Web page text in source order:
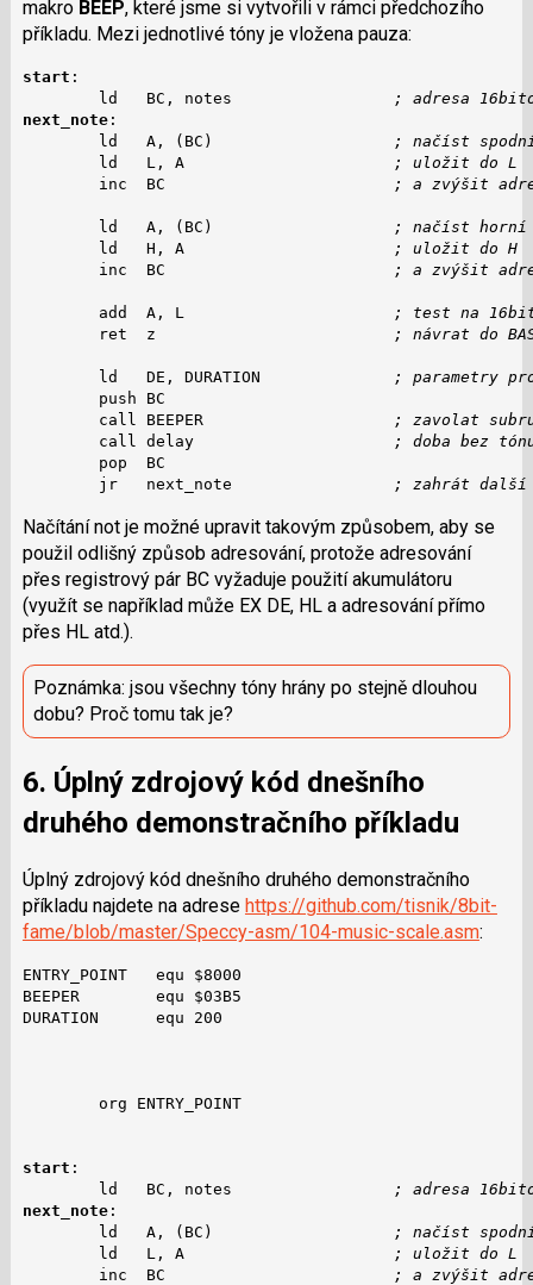
makro BEEP, které jsme si vytvořili v rámci předchozího
příkladu. Mezi jednotlivé tóny je vložena pauza:
start :
        ld   BC, notes
; adresa
next_note:
        ld   A, (BC)
; načíst
        ld   L, A
; uložit do L
        inc  BC
; a zvýšit
        ld   A, (BC)
; načíst horní
        ld   H, A
; uložit do H
        inc  BC
; a zvýšit
        add  A, L
; test na
        ret  z
; návrat do
        ld   DE, DURATION
; parametry
        push BC
        call BEEPER
; zavolat
        call delay
; doba bez
        pop  BC
        jr   next_note
; zahrát další
Načítání not je možné upravit takovým způsobem, aby se
použil odlišný způsob adresování, protože adresování
přes registrový pár BC vyžaduje použití akumulátoru
(využít se například může EX DE, HL a adresování přímo
přes HL atd.).
Poznámka: jsou všechny tóny hrány po stejně dlouhou
dobu? Proč tomu tak je?
6. Úplný zdrojový kód dnešního
druhého demonstračního příkladu
Úplný zdrojový kód dnešního druhého demonstračního
příkladu najdete na adrese https://github.com/tisnik/8bit-
fame/blob/master/Speccy-asm/104-music-scale.asm:
ENTRY_POINT   equ $8000
BEEPER        equ $03B5
DURATION      equ 200
        org ENTRY_POINT
start :
        ld   BC, notes
; adresa
next_note:
        ld   A, (BC)
; načíst
        ld   L, A
; uložit do L
        inc  BC
; a zvýšit